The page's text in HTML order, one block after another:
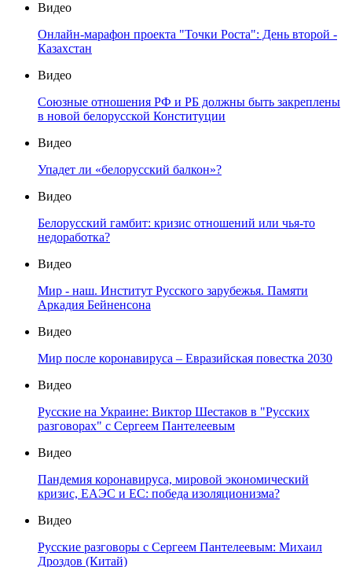
Видео
Онлайн-марафон проекта "Точки Роста": День второй -
Казахстан
Видео
Союзные отношения РФ и РБ должны быть закреплены
в новой белорусской Конституции
Видео
Упадет ли «белорусский балкон»?
Видео
Белорусский гамбит: кризис отношений или чья-то
недоработка?
Видео
Мир - наш. Институт Русского зарубежья. Памяти
Аркадия Бейненсона
Видео
Мир после коронавируса – Евразийская повестка 2030
Видео
Русские на Украине: Виктор Шестаков в "Русских
разговорах" с Сергеем Пантелеевым
Видео
Пандемия коронавируса, мировой экономический
кризис, ЕАЭС и ЕС: победа изоляционизма?
Видео
Русские разговоры с Сергеем Пантелеевым: Михаил
Дроздов (Китай)